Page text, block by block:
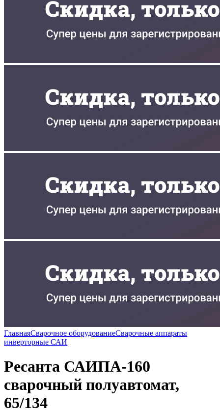
ГлавнаяСварочное оборудованиеСварочные аппараты
инверторные САИ
Ресанта САИПА-160
сварочный полуавтомат,
65/134